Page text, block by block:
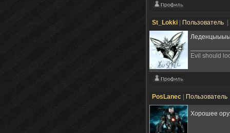
St_Lokki Пользователь
Evil should
PosLanec Пользователь
Хорошее